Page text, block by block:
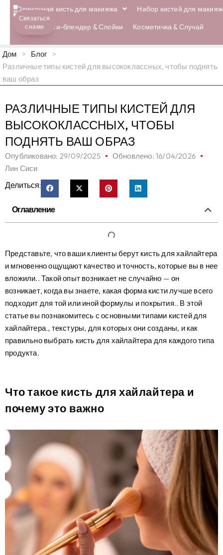
Связаться
с нами
Одиночная кисть для макияжа
Набор кистей для
Бьюти-блендер & Слойки
Косметичка & Случай
Дом > Блог
>
Различные типы кистей для высококлассных, чтобы поднять
ваш образ
РАЗЛИЧНЫЕ ТИПЫ КИСТЕЙ ДЛЯ
ВЫСОКОКЛАССНЫХ, ЧТОБЫ
ПОДНЯТЬ ВАШ ОБРАЗ
Опубликовано: 29/09/2025
Обновлено: 16/04/2026
Лин Сиси
Делиться:
Оглавление
Представьте, что ваши клиенты берут кисть для хайлайтера
и мгновенно ощущают качество и точность, которые вы в нее
вложили.. Такой опыт возникает не случайно — он
возникает, когда вы знаете, какая форма кисти лучше всего
подходит для той или иной формулы и покрытия.. В этой
статье вы познакомитесь с основными типами кистей для
хайлайтера., текстуры, для которых они созданы, и как
правильно выбрать кисть для хайлайтера для каждого типа
продукта.
Что такое кисть для хайлайтера и
почему это важно